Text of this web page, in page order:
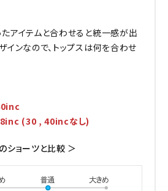
アイテムと合わせると統一感が出
インなので、トップスは何を合わせ
(30 , 40incなし)
ショーツと比較 ＞